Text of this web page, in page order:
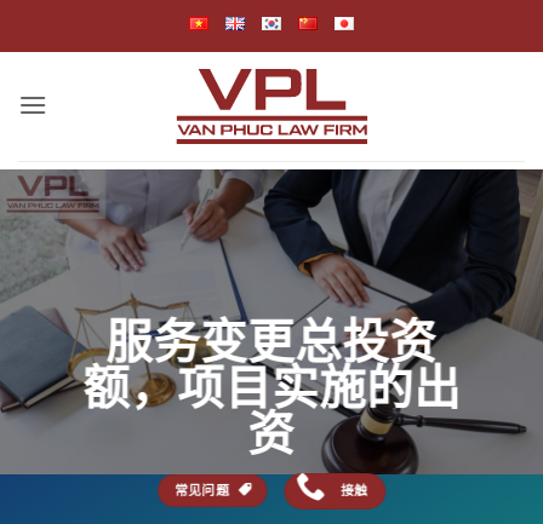
服务变更总投资
额，项目实施的出
资
常见问题 接触